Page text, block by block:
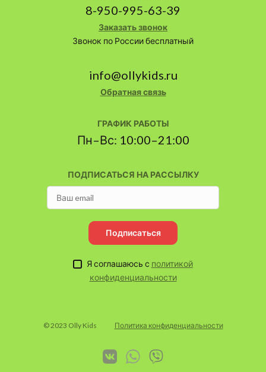
ПОДПИСАТЬСЯ НА РАССЫЛКУ
Подписаться
Я соглашаюсь с политикой
конфиденциальности
8-950-995-63-39
Заказать звонок
Звонок по России бесплатный
info@ollykids.ru
Обратная связь
ГРАФИК РАБОТЫ
Пн–Вс: 10:00–21:00
© 2023 Olly Kids Политика конфиденциальности